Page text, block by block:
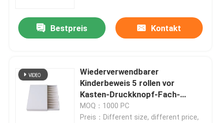
Bestpreis Kontakt
Wiederverwendbarer
Kinderbeweis 5 rollen vor
Kasten-Druckknopf-Fach-
Kasten
MOQ：1000 PC
Preis：Different size, different price,